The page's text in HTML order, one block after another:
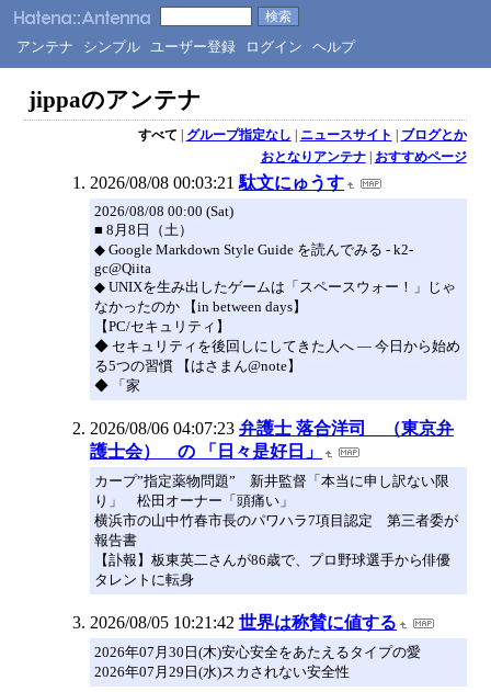
アンテナ シンプル ユーザー登録 ログイン ヘルプ
jippaのアンテナ
すべて | グループ指定なし | ニュースサイト | ブログとか
おとなりアンテナ| おすすめページ
2026/08/08 00:03:21 駄文にゅうす
2026/08/08 00:00 (Sat)
■ 8月8日（土）
◆ Google Markdown Style Guide を読んでみる - k2-
gc@Qiita
◆ UNIXを生み出したゲームは「スペースウォー！」じゃ
なかったのか 【in between days】
【PC/セキュリティ】
◆ セキュリティを後回しにしてきた人へ — 今日から始め
る5つの習慣 【はさまん@note】
◆ 「家
2026/08/06 04:07:23 弁護士 落合洋司 （東京弁
護士会） の 「日々是好日」
カープ”指定薬物問題” 新井監督「本当に申し訳ない限
り」 松田オーナー「頭痛い」
横浜市の山中竹春市長のパワハラ7項目認定 第三者委が
報告書
【訃報】板東英二さんが86歳で、プロ野球選手から俳優
タレントに転身
2026/08/05 10:21:42 世界は称賛に値する
2026年07月30日(木)安心安全をあたえるタイプの愛
2026年07月29日(水)スカされない安全性